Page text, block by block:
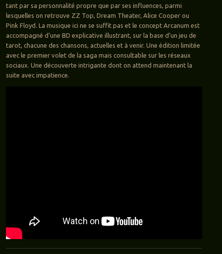
tant par sa personnalité propre que par ses influences, parmi
lesquelles on retrouve ZZ Top, Dream Theater, Alice Cooper ou
Pink Floyd. La musique ici ne se suffit pas et le concept Arcanum est
accompagné d’une BD explicative illustrant, sur la base d’un jeu de
tarot, chacune des chansons, actuelles et à venir. Une édition limitée
avec le premier volet de la saga mais consultable sur les réseaux
sociaux. Une découverte intrigante dont on attend maintenant la
suite avec impatience.